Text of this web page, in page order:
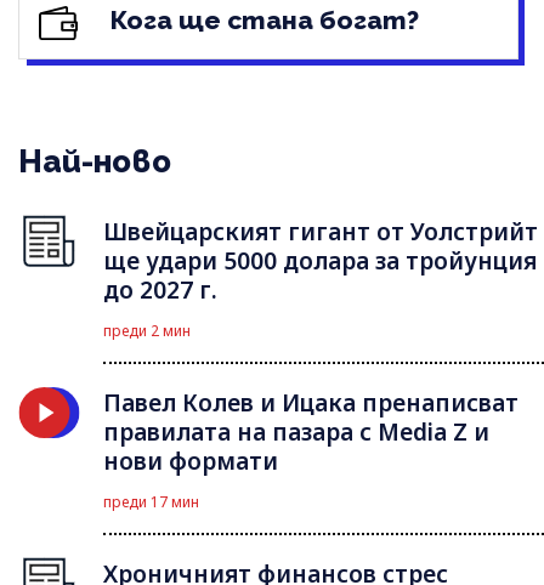
Кога ще стана богат?
Най-ново
Швейцарският гигант от Уолстрийт
ще удари 5000 долара за тройунция
до 2027 г.
преди 2 мин
Павел Колев и Ицака пренаписват
правилата на пазара с Media Z и
нови формати
преди 17 мин
Хроничният финансов стрес